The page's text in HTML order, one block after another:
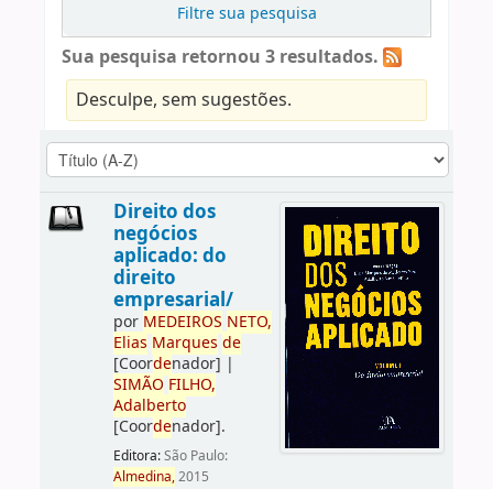
Filtre sua pesquisa
Sua pesquisa retornou 3 resultados.
Desculpe, sem sugestões.
Direito dos
negócios
aplicado: do
direito
empresarial/
por MEDEIROS NETO,
Elias Marques de
[Coordenador] |
SIMÃO FILHO,
Adalberto
[Coordenador].
Editora:São Paulo:
Almedina,2015